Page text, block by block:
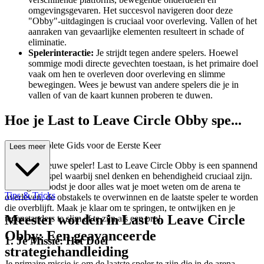
omgevingsgevaren. Het succesvol navigeren door deze
"Obby"-uitdagingen is cruciaal voor overleving. Vallen of het
aanraken van gevaarlijke elementen resulteert in schade of
eliminatie.
Spelerinteractie: Je strijdt tegen andere spelers. Hoewel
sommige modi directe gevechten toestaan, is het primaire doel
vaak om hen te overleven door overleving en slimme
bewegingen. Wees je bewust van andere spelers die je in
vallen of van de kaart kunnen proberen te duwen.
Hoe je Last to Leave Circle Obby spe...
elt: Je Complete Gids voor de Eerste Keer
Welkom, nieuwe speler! Last to Leave Circle Obby is een spannend
overlevingsspel waarbij snel denken en behendigheid cruciaal zijn.
Deze gids loodst je door alles wat je moet weten om de arena te
overleven, de obstakels te overwinnen en de laatste speler te worden
die overblijft. Maak je klaar om te springen, te ontwijken en je
tegenstanders te slim af te zijn als een pro!
1. Je Missie: Het Doel
Lees meer
Tips & Tricks
Meester worden in Last to Leave Circle
Obby: Een geavanceerde
strategiehandleiding